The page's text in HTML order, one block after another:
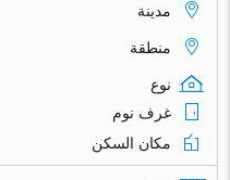
مدينة
منطقة
نوع
غرف نوم
مكان السكن